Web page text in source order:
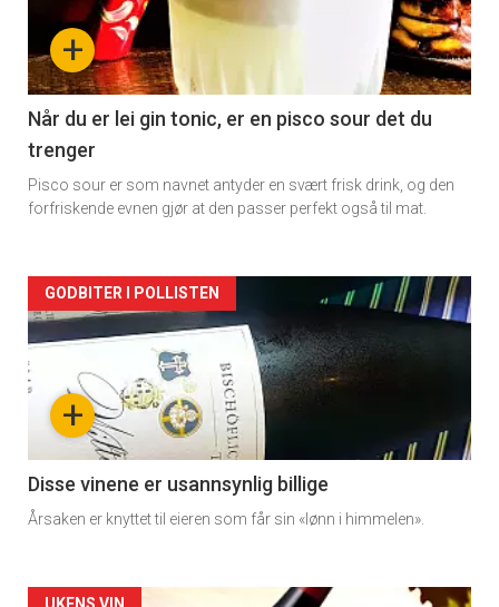
nå
-
2
+
Når du er lei gin tonic, er en pisco sour det du
trenger
Pisco sour er som navnet antyder en svært frisk drink, og den
forfriskende evnen gjør at den passer perfekt også til mat.
Forsiden
akkurat
nå
3
+
GODBITER I POLLISTEN
Disse vinene er usannsynlig billige
Årsaken er knyttet til eieren som får sin «lønn i himmelen».